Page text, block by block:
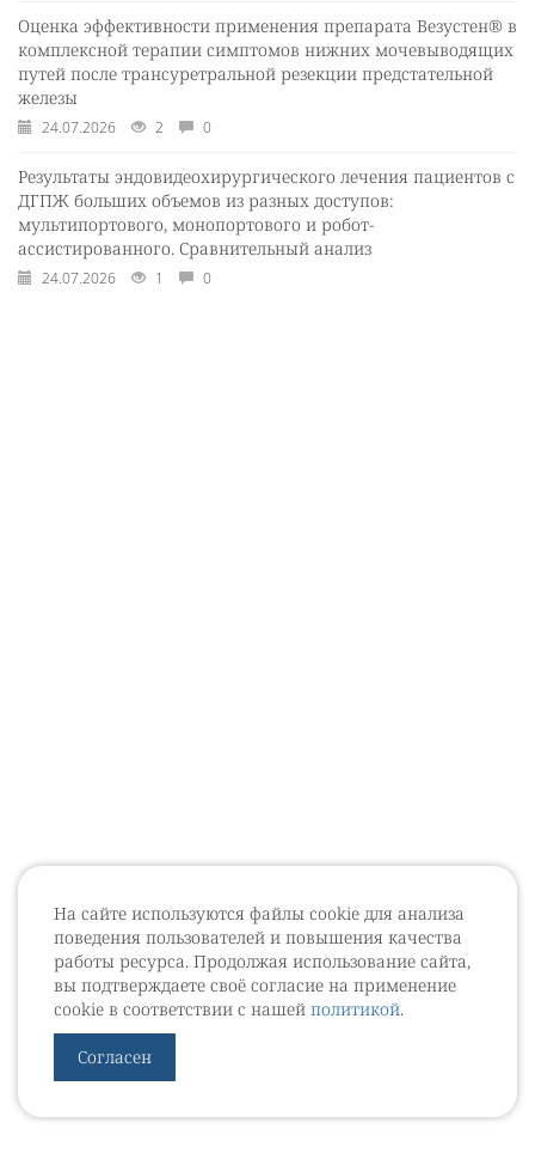
На сайте используются файлы cookie для анализа
поведения пользователей и повышения качества
работы ресурса. Продолжая использование сайта,
вы подтверждаете своё согласие на применение
cookie в соответствии с нашей политикой.
Согласен
Оценка эффективности применения препарата Везустен® в
комплексной терапии симптомов нижних мочевыводящих
путей после трансуретральной резекции предстательной
железы
24.07.2026 2 0
Результаты эндовидеохирургического лечения пациентов с
ДГПЖ больших объемов из разных доступов:
мультипортового, монопортового и робот-
ассистированного. Сравнительный анализ
24.07.2026 1 0